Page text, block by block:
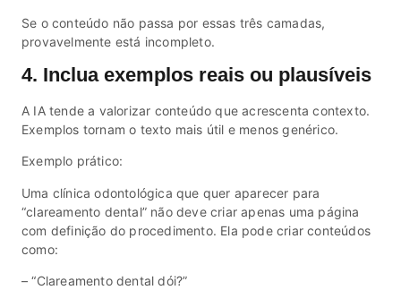
Se o conteúdo não passa por essas três camadas,
provavelmente está incompleto.
4. Inclua exemplos reais ou plausíveis
A IA tende a valorizar conteúdo que acrescenta contexto.
Exemplos tornam o texto mais útil e menos genérico.
Exemplo prático:
Uma clínica odontológica que quer aparecer para
“clareamento dental” não deve criar apenas uma página
com definição do procedimento. Ela pode criar conteúdos
como:
– “Clareamento dental dói?”